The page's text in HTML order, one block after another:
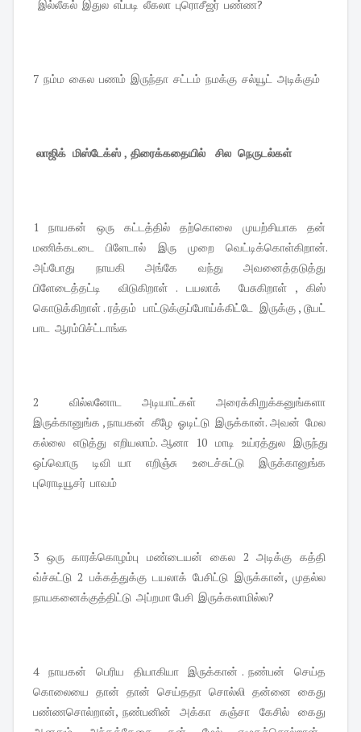
இல்லீகல் இதுல எப்படி லீகலா புரொசீஜர் பண்ண?
7 நம்ம கைல பணம் இருந்தா சட்டம் நமக்கு சல்யூட் அடிக்கும்
லாஜிக் மிஸ்டேக்ஸ் , திரைக்கதையில் சில நெருடல்கள்
1 நாயகன் ஒரு கட்டத்தில் தற்கொலை முயற்சியாக தன்
மணிக்கடடை பிளேடால் இரு முறை வெட்டிக்கொள்கிறான்.
அப்போது நாயகி அங்கே வந்து அவனைத்தடுத்து
பிளேடைத்தட்டி விடுகிறாள் . டயலாக் பேசுகிறாள் , கிஸ்
கொடுக்கிறாள் . ரத்தம் பாட்டுக்குப்போய்க்கிட்டே இருக்கு , டூயட்
பாட ஆரம்பிச்ட்டாங்க
2 வில்லனோட அடியாட்கள் அரைக்கிறுக்கனுங்களா
இருக்கானுங்க , நாயகன் கீழே ஓடிட்டு இருக்கான். அவன் மேல
கல்லை எடுத்து எறியலாம். ஆனா 10 மாடி உய்ரத்துல இருந்து
ஒப்வொரு டிவி யா எறிஞ்சு உடைச்சுட்டு இருக்கானுங்க
புரொடியூசர் பாவம்
3 ஒரு காரக்கொழம்பு மண்டையன் கைல 2 அடிக்கு கத்தி
வ்ச்சுட்டு 2 பக்கத்துக்கு டயலாக் பேசிட்டு இருக்கான், முதல்ல
நாயகனைக்குத்திட்டு அப்றமா பேசி இருக்கலாமில்ல?
4 நாயகன் பெரிய தியாகியா இருக்கான் . நண்பன் செய்த
கொலையை தான் தான் செய்ததா சொல்லி தன்னை கைது
பண்ணசொல்றான், நண்பனின் அக்கா கஞ்சா கேசில் கைது